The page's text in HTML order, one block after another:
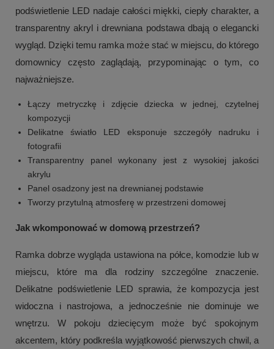
podświetlenie LED nadaje całości miękki, ciepły charakter, a
transparentny akryl i drewniana podstawa dbają o elegancki
wygląd. Dzięki temu ramka może stać w miejscu, do którego
domownicy często zaglądają, przypominając o tym, co
najważniejsze.
Łączy metryczkę i zdjęcie dziecka w jednej, czytelnej
kompozycji
Delikatne światło LED eksponuje szczegóły nadruku i
fotografii
Transparentny panel wykonany jest z wysokiej jakości
akrylu
Panel osadzony jest na drewnianej podstawie
Tworzy przytulną atmosferę w przestrzeni domowej
Jak wkomponować w domową przestrzeń?
Ramka dobrze wygląda ustawiona na półce, komodzie lub w
miejscu, które ma dla rodziny szczególne znaczenie.
Delikatne podświetlenie LED sprawia, że kompozycja jest
widoczna i nastrojowa, a jednocześnie nie dominuje we
wnętrzu. W pokoju dziecięcym może być spokojnym
akcentem, który podkreśla wyjątkowość pierwszych chwil, a